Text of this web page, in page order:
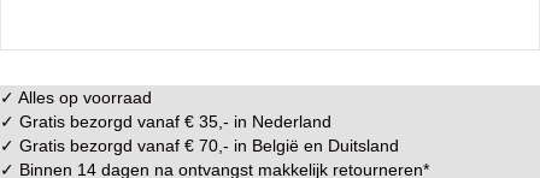
✓ Alles op voorraad
✓ Gratis bezorgd vanaf € 35,- in Nederland
✓ Gratis bezorgd vanaf € 70,- in België en Duitsland
✓ Binnen 14 dagen na ontvangst makkelijk retourneren*